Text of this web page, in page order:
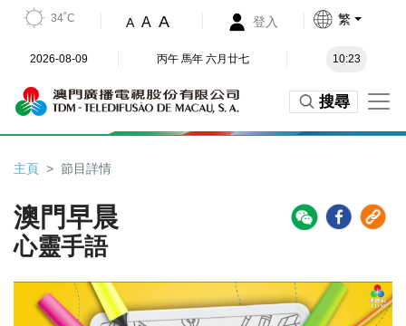
34˚C A A A 登入 繁
2026-08-09 丙午 馬年 六月廿七 10:23
搜尋
主頁 節目詳情
澳門早晨
心靈手語
Video
Player